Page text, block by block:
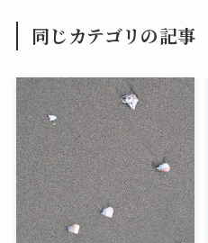
同じカテゴリの記事